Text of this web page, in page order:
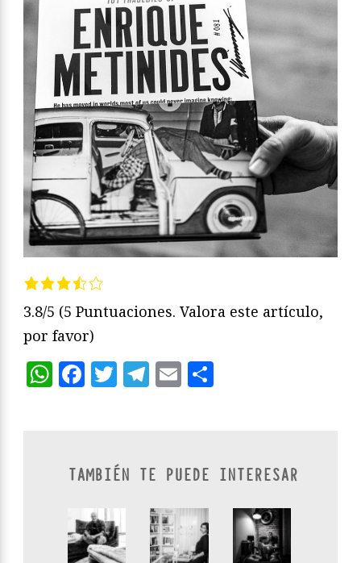
3.8/5 (5 Puntuaciones. Valora este artículo,
por favor)
WhatsApp
Facebook
Twitter
Telegram
Email
TAMBIÉN TE PUEDE INTERESAR